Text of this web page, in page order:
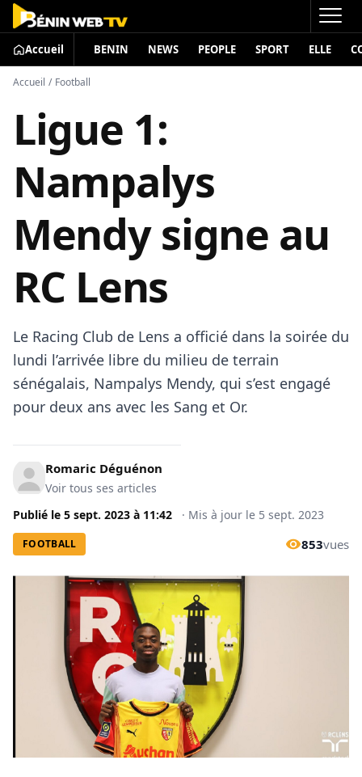
Accueil BENIN NEWS PEOPLE SPORT ELLE
Accueil / Football
Ligue 1:
Nampalys
Mendy signe au
RC Lens
Le Racing Club de Lens a officié dans la soirée du
lundi l’arrivée libre du milieu de terrain
sénégalais, Nampalys Mendy, qui s’est engagé
pour deux ans avec les Sang et Or.
Romaric Déguénon
Voir tous ses articles
Publié le 5 sept. 2023 à 11:42 · Mis à jour le 5 sept. 2023
FOOTBALL 853vues